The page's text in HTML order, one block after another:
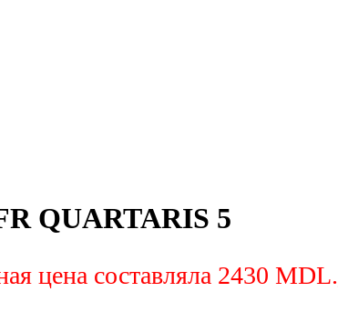
QUARTARIS 5
цена составляла 2430 MDL.